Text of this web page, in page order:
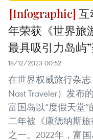
互
年荣获《世界旅
最具吸引力岛屿
18/12/2023 00:52
在世界权威旅行杂
Nast Traveler）发布
富国岛以“度假天堂
二年被《康德纳斯
之一。2022年，富